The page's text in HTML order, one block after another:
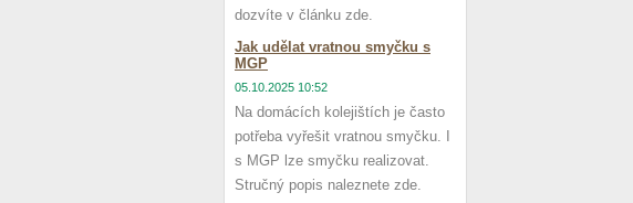
dozvíte v článku zde.
Jak udělat vratnou smyčku s
MGP
05.10.2025 10:52
Na domácích kolejištích je často
potřeba vyřešit vratnou smyčku. I
s MGP lze smyčku realizovat.
Stručný popis naleznete zde.